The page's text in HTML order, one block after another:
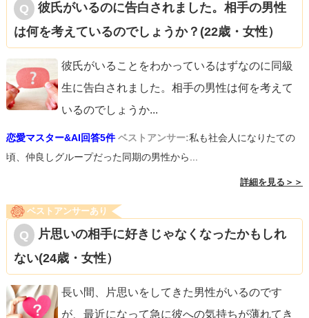
彼氏がいるのに告白されました。相手の男性
は何を考えているのでしょうか？(22歳・女性）
彼氏がいることをわかっているはずなのに同級
生に告白されました。相手の男性は何を考えて
いるのでしょうか...
恋愛マスター&AI回答5件 ベストアンサー:私も社会人になりたての
頃、仲良しグループだった同期の男性から...
詳細を見る＞＞
ベストアンサーあり
片思いの相手に好きじゃなくなったかもしれ
ない(24歳・女性）
長い間、片思いをしてきた男性がいるのです
が、最近になって急に彼への気持ちが薄れてき